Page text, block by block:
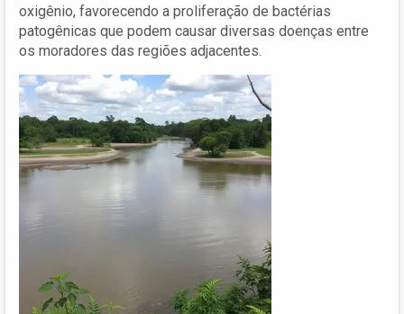
oxigênio, favorecendo a proliferação de bactérias
patogênicas que podem causar diversas doenças entre
os moradores das regiões adjacentes.